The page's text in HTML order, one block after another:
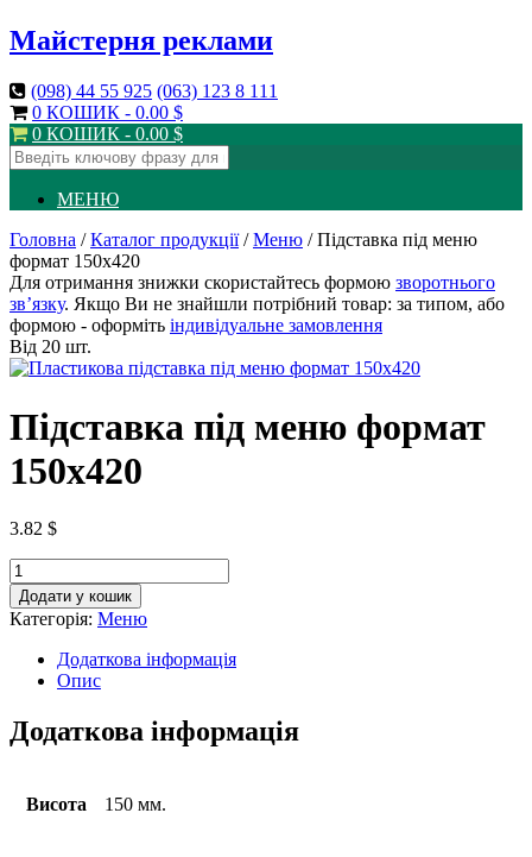
Майстерня реклами
(098) 44 55 925 (063) 123 8 111
0 КОШИК - 0.00 $
0 КОШИК - 0.00 $
МЕНЮ
Головна /Каталог продукції/Меню / Підставка під меню
формат 150х420
Для отримання знижки скористайтесь формою зворотнього
зв’язку. Якщо Ви не знайшли потрібний товар: за типом, або
формою - оформіть індивідуальне замовлення
Від 20 шт.
Підставка під меню формат
150х420
3.82 $
Додати у кошик
Категорія: Меню
Додаткова інформація
Опис
Додаткова інформація
Висота 150 мм.